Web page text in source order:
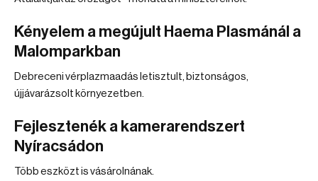
Kényelem a megújult Haema Plasmánál a
Malomparkban
Debreceni vérplazmaadás letisztult, biztonságos,
újjávarázsolt környezetben.
Fejlesztenék a kamerarendszert
Nyíracsádon
Több eszközt is vásárolnának.